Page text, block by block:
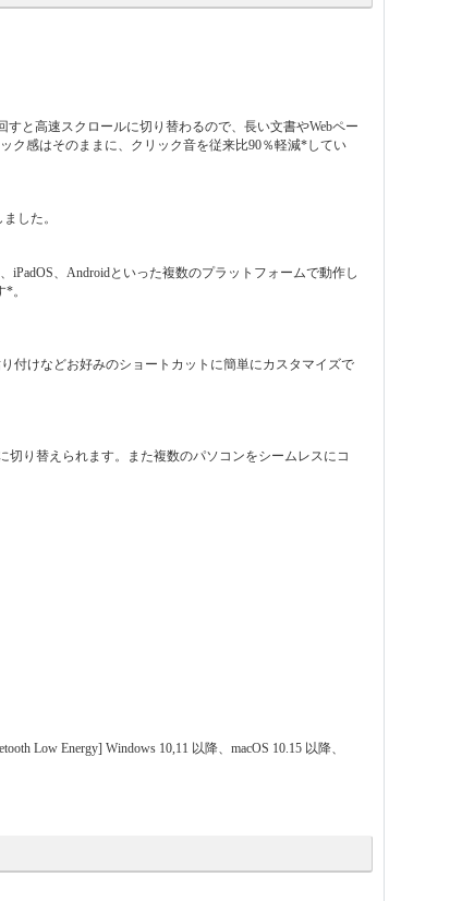
と高速スクロールに切り替わるので、長い文書やWebペー
ク感はそのままに、クリック音を従来比90％軽減*してい
した。
iPadOS、Androidといった複数のプラットフォームで動作し
。
付けなどお好みのショートカットに簡単にカスタマイズで
切り替えられます。また複数のパソコンをシームレスにコ
Low Energy] Windows 10,11 以降、macOS 10.15 以降、